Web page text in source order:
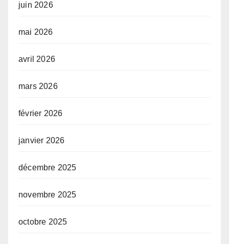
juin 2026
mai 2026
avril 2026
mars 2026
février 2026
janvier 2026
décembre 2025
novembre 2025
octobre 2025